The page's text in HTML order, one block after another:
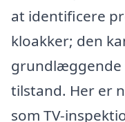
at identificere
kloakker; den
grundlæggende
tilstand. Her er
som TV-